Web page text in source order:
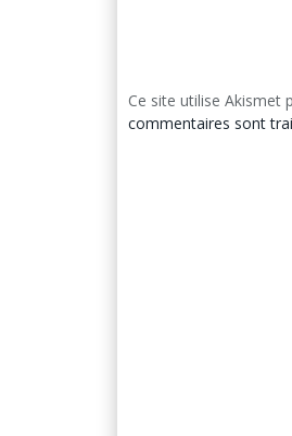
Ce site utilise Akismet
commentaires sont